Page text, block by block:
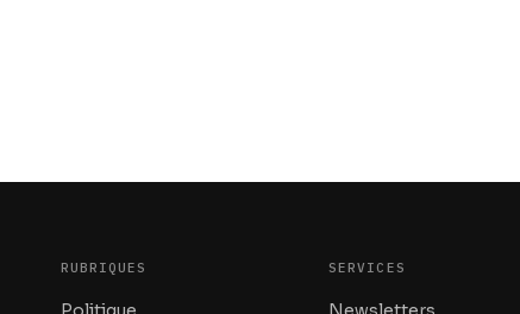
RUBRIQUES SERVICES